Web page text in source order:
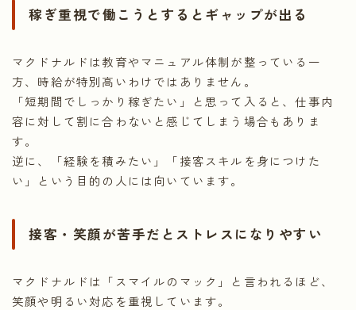
稼ぎ重視で働こうとするとギャップが出る
マクドナルドは教育やマニュアル体制が整っている一
方、時給が特別高いわけではありません。
「短期間でしっかり稼ぎたい」と思って入ると、仕事内
容に対して割に合わないと感じてしまう場合もありま
す。
逆に、「経験を積みたい」「接客スキルを身につけた
い」という目的の人には向いています。
接客・笑顔が苦手だとストレスになりやすい
マクドナルドは「スマイルのマック」と言われるほど、
笑顔や明るい対応を重視しています。